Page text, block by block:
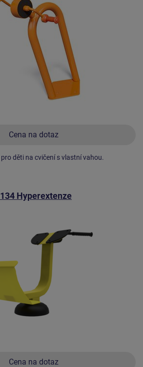
Cena na dotaz
děti na cvičení s vlastní vahou.
Hyperextenze
Cena na dotaz